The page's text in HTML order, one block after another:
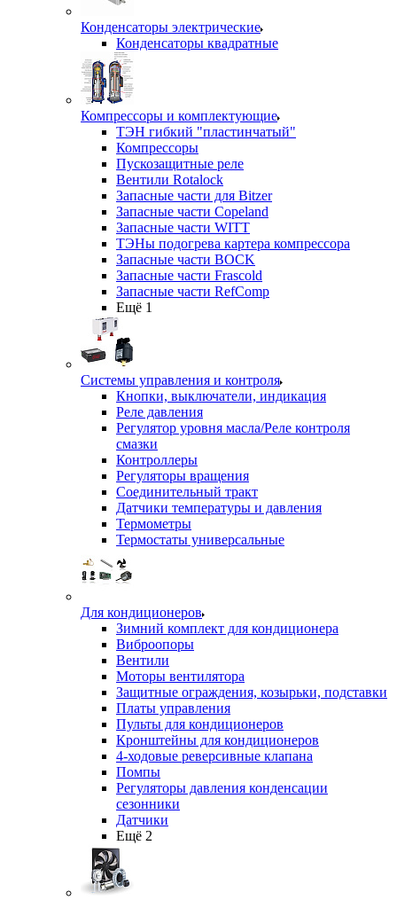
Конденсаторы электрические
Конденсаторы квадратные
Компрессоры и комплектующие
ТЭН гибкий "пластинчатый"
Компрессоры
Пускозащитные реле
Вентили Rotalock
Запасные части для Bitzer
Запасные части Copeland
Запасные части WITT
ТЭНы подогрева картера компрессора
Запасные части BOCK
Запасные части Frascold
Запасные части RefComp
Ещё 1
Системы управления и контроля
Кнопки, выключатели, индикация
Реле давления
Регулятор уровня масла/Реле контроля
смазки
Контроллеры
Регуляторы вращения
Соединительный тракт
Датчики температуры и давления
Термометры
Термостаты универсальные
Для кондиционеров
Зимний комплект для кондиционера
Виброопоры
Вентили
Моторы вентилятора
Защитные ограждения, козырьки, подставки
Платы управления
Пульты для кондиционеров
Кронштейны для кондиционеров
4-ходовые реверсивные клапана
Помпы
Регуляторы давления конденсации
сезонники
Датчики
Ещё 2